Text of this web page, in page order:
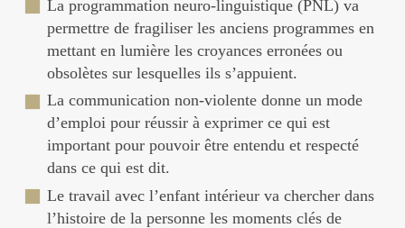
La programmation neuro-linguistique (PNL) va
permettre de fragiliser les anciens programmes en
mettant en lumière les croyances erronées ou
obsolètes sur lesquelles ils s’appuient.
La communication non-violente donne un mode
d’emploi pour réussir à exprimer ce qui est
important pour pouvoir être entendu et respecté
dans ce qui est dit.
Le travail avec l’enfant intérieur va chercher dans
l’histoire de la personne les moments clés de